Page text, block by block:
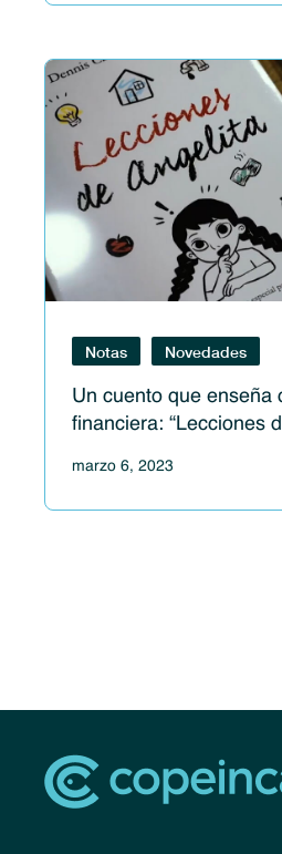
Notas Novedades
Un cuento que enseña
financiera: “Lecciones
marzo 6, 2023